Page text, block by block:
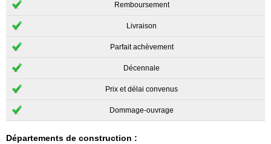
Remboursement
Livraison
Parfait achèvement
Décennale
Prix et délai convenus
Dommage-ouvrage
Départements de construction :